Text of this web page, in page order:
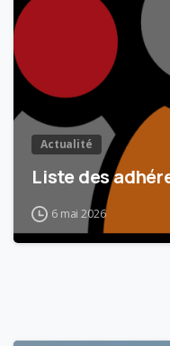
Actualité
Liste des
6 mai 2026